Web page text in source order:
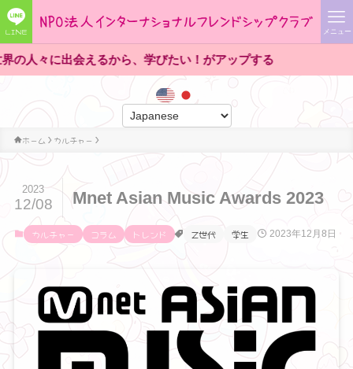
LINE メニュー
出会えるから、学びたい！がアップする
ホーム カルチャー
Mnet Asian Music Awards 2023
2023
12/08
カルチャー コラム トレンド Z世代 学生 2023年12月8日